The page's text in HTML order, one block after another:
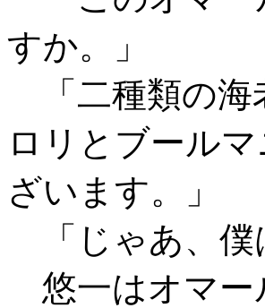
すか。」
「二種類の海
ロリとブール
ざいます。」
「じゃあ、僕
悠一はオマー